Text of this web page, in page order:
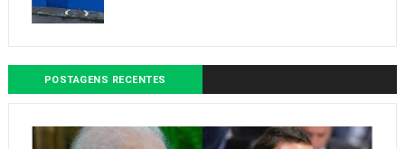
POSTAGENS RECENTES